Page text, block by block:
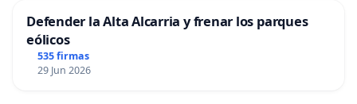
Defender la Alta Alcarria y frenar los parques
eólicos
535 firmas
29 Jun 2026